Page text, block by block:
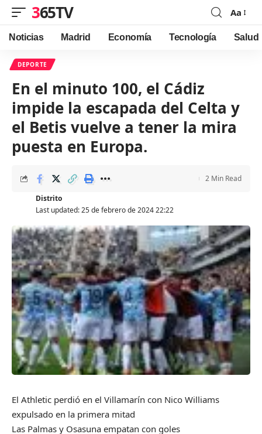
365TV
Font
Resizer
Aa
Noticias Madrid Economía Tecnología Salud
DEPORTE
En el minuto 100, el Cádiz
impide la escapada del Celta y
el Betis vuelve a tener la mira
puesta en Europa.
Last updated: 25 de febrero de 2024 22:22
Distrito
2 Min Read
El Athletic perdió en el Villamarín con Nico Williams
expulsado en la primera mitad
Las Palmas y Osasuna empatan con goles